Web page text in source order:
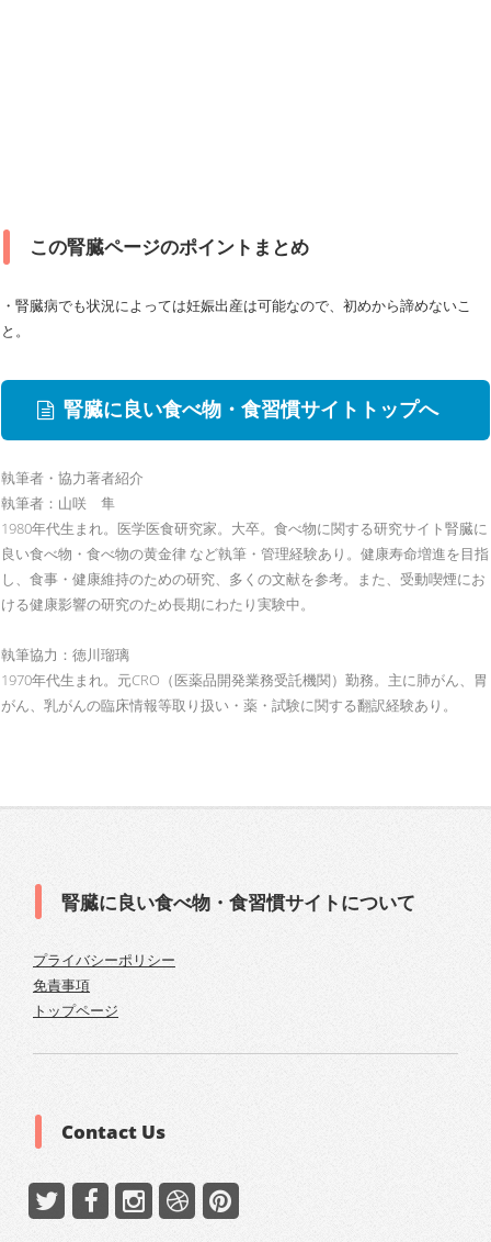
この腎臓ページのポイントまとめ
・腎臓病でも状況によっては妊娠出産は可能なので、初めから諦めないこ
と。
腎臓に良い食べ物・食習慣サイトトップへ
執筆者・協力著者紹介
執筆者：山咲 隼
1980年代生まれ。医学医食研究家。大卒。食べ物に関する研究サイト腎臓に
良い食べ物・食べ物の黄金律 など執筆・管理経験あり。健康寿命増進を目指
し、食事・健康維持のための研究、多くの文献を参考。また、受動喫煙にお
ける健康影響の研究のため長期にわたり実験中。
執筆協力：徳川瑠璃
1970年代生まれ。元CRO（医薬品開発業務受託機関）勤務。主に肺がん、胃
がん、乳がんの臨床情報等取り扱い・薬・試験に関する翻訳経験あり。
腎臓に良い食べ物・食習慣サイトについて
プライバシーポリシー
免責事項
トップページ
Contact Us